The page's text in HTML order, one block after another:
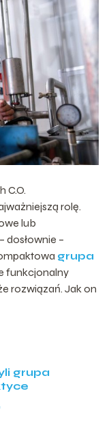
C.O.
rolę.
lub
–
grupa
funkcjonalny
rozwiązań. Jak on
grupa